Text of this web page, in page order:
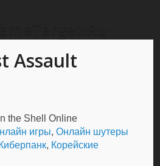
Assault
the Shell Online
игры,Онлайн шутеры
Киберпанк, Корейские